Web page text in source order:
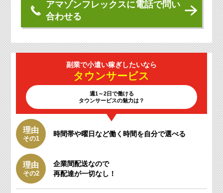
アマゾンフレックスに電話で問い
合わせる
副業で小遣い稼ぎしたいなら
タウンサービス
週1～2日で働ける
タウンサービスの魅力は？
理由
その1
時間帯や曜日など働く時間を自分で選べる
理由
その2
企業間配送なので
再配達が一切なし！